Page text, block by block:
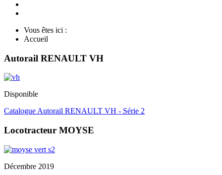
Vous êtes ici :
Accueil
Autorail RENAULT VH
Disponible
Catalogue Autorail RENAULT VH - Série 2
Locotracteur MOYSE
Décembre 2019